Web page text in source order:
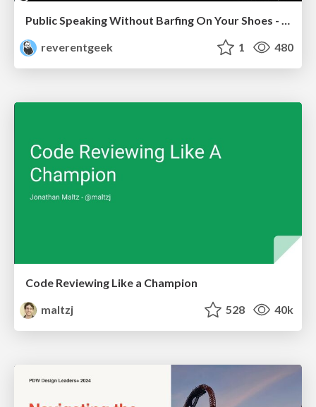
Public Speaking Without Barfing On Your Shoes - THAT 2023
reverentgeek
1 480
Code Reviewing Like a Champion
maltzj
528 40k